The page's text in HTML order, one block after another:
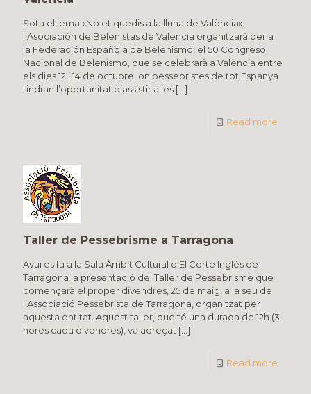
Sota el lema «No et quedis a la lluna de València»
l’Asociación de Belenistas de Valencia organitzarà per a
la Federación Española de Belenismo, el 50 Congreso
Nacional de Belenismo, que se celebrarà a València entre
els dies 12 i 14 de octubre, on pessebristes de tot Espanya
tindran l’oportunitat d’assistir a les […]
Read more
Taller de Pessebrisme a Tarragona
Avui es fa a la Sala Àmbit Cultural d’El Corte Inglés de
Tarragona la presentació del Taller de Pessebrisme que
començarà el proper divendres, 25 de maig, a la seu de
l’Associació Pessebrista de Tarragona, organitzat per
aquesta entitat. Aquest taller, que té una durada de 12h (3
hores cada divendres), va adreçat […]
Read more